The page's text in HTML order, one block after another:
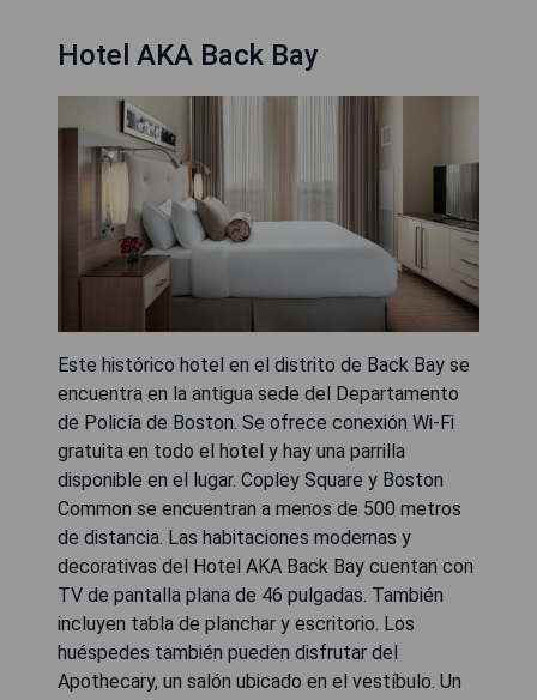
Hotel AKA Back Bay
Este histórico hotel en el distrito de Back Bay se
encuentra en la antigua sede del Departamento
de Policía de Boston. Se ofrece conexión Wi-Fi
gratuita en todo el hotel y hay una parrilla
disponible en el lugar. Copley Square y Boston
Common se encuentran a menos de 500 metros
de distancia. Las habitaciones modernas y
decorativas del Hotel AKA Back Bay cuentan con
TV de pantalla plana de 46 pulgadas. También
incluyen tabla de planchar y escritorio. Los
huéspedes también pueden disfrutar del
Apothecary, un salón ubicado en el vestíbulo. Un